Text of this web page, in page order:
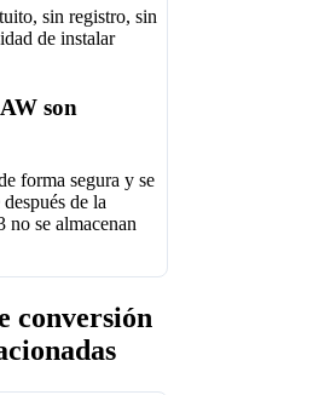
sin registro, sin
de instalar
son
forma segura y se
de la
no se almacenan
conversión